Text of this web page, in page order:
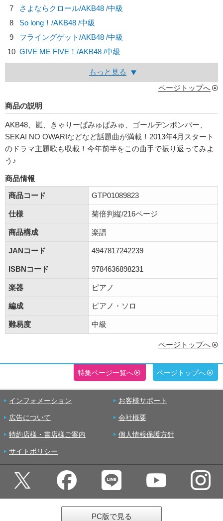
7
さよならクロール/AKB48 /中級
8
So long！/AKB48 /中級
9
フライングゲット/AKB48 /中級
10 GIVE ME FIVE！/AKB48 /中級
もっと見る
ページトップへ
商品の説明
AKB48、嵐、きゃりーぱみゅぱみゅ、ゴールデンボンバー、
SEKAI NO OWARIなどなど話題曲が満載！2013年4月スタート
のドラマ主題歌も収載！今年前半をこの曲手で振り返ってみよ
う♪
商品情報
商品コード
GTP01089823
仕様 菊倍判縦/216ページ
商品構成 楽譜
JANコード 4947817242239
ISBNコード 9784636898231
楽器 ピアノ
編成 ピアノ・ソロ
難易度 中級
ページトップへ
特集ページ一覧へ ページトップへ
インフォメーション お客様サポート
広告について 会社概要
特約店様・書店様ご案内 個人情報保護方針
サイトポリシー
PC版で見る